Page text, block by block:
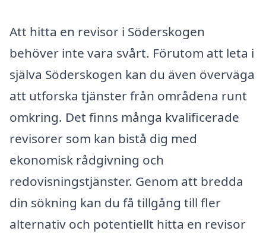
Att hitta en revisor i Söderskogen
behöver inte vara svårt. Förutom att leta i
själva Söderskogen kan du även överväga
att utforska tjänster från områdena runt
omkring. Det finns många kvalificerade
revisorer som kan bistå dig med
ekonomisk rådgivning och
redovisningstjänster. Genom att bredda
din sökning kan du få tillgång till fler
alternativ och potentiellt hitta en revisor